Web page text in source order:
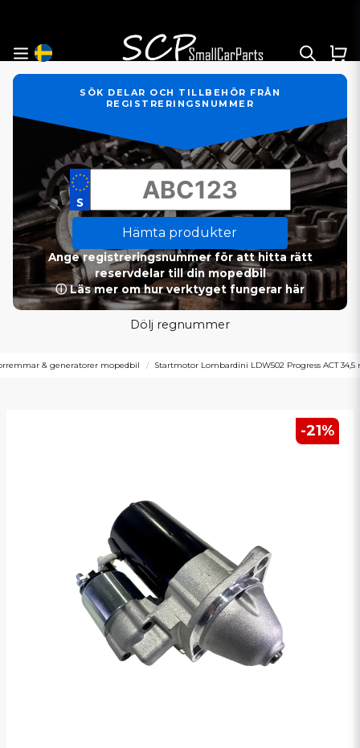
SÖK DELAR OCH TILLBEHÖR FRÅN
REGISTRERINGSNUMMER
Hämta produkter
Ange registreringsnummer för att hitta rätt
reservdelar till din mopedbil
ⓘ Läs mer om hur verktyget fungerar här
Dölj regnummer
& generatorer mopedbil Startmotor Lombardini LDW502 Progress ACT
-21%